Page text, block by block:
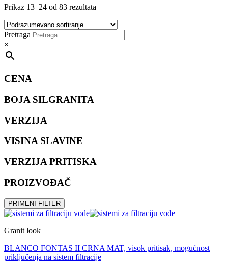
Prikaz 13–24 od 83 rezultata
Pretraga
×
CENA
BOJA SILGRANITA
VERZIJA
VISINA SLAVINE
VERZIJA PRITISKA
PROIZVOĐAČ
PRIMENI FILTER
Granit look
BLANCO FONTAS II CRNA MAT, visok pritisak, mogućnost
priključenja na sistem filtracije